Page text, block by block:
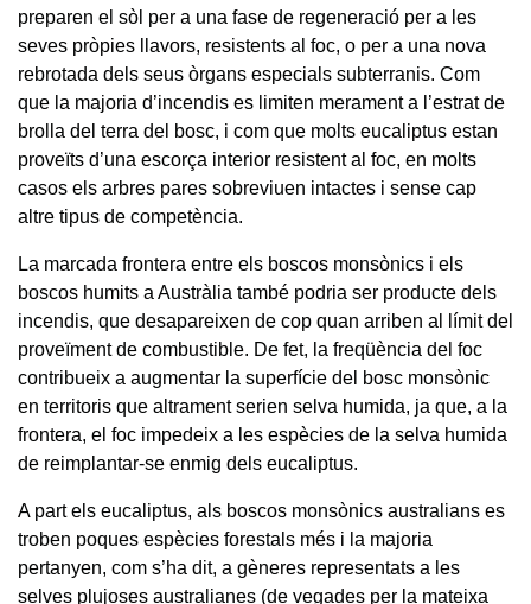
preparen el sòl per a una fase de regeneració per a les
seves pròpies llavors, resistents al foc, o per a una nova
rebrotada dels seus òrgans especials subterranis. Com
que la majoria d’incendis es limiten merament a l’estrat de
brolla del terra del bosc, i com que molts eucaliptus estan
proveïts d’una escorça interior resistent al foc, en molts
casos els arbres pares sobreviuen intactes i sense cap
altre tipus de competència.
La marcada frontera entre els boscos monsònics i els
boscos humits a Austràlia també podria ser producte dels
incendis, que desapareixen de cop quan arriben al límit del
proveïment de combustible. De fet, la freqüència del foc
contribueix a augmentar la superfície del bosc monsònic
en territoris que altrament serien selva humida, ja que, a la
frontera, el foc impedeix a les espècies de la selva humida
de reimplantar-se enmig dels eucaliptus.
A part els eucaliptus, als boscos monsònics australians es
troben poques espècies forestals més i la majoria
pertanyen, com s’ha dit, a gèneres representats a les
selves plujoses australianes (de vegades per la mateixa